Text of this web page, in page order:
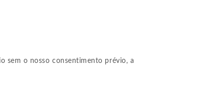
sem o nosso consentimento prévio, a